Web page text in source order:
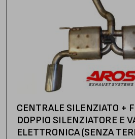
CENTRALE SILENZIATO +
DOPPIO SILENZIATORE E
ELETTRONICA (SENZA